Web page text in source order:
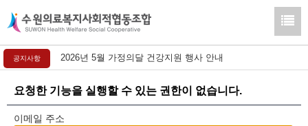
공지사항 2026년 5월 가정의달 건강지원 행사 안내
요청한 기능을 실행할 수 있는 권한이 없습니다.
이메일 주소